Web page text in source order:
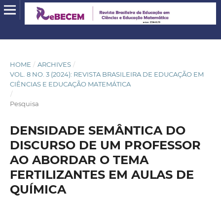
HOME / ARCHIVES /
VOL. 8 NO. 3 (2024): REVISTA BRASILEIRA DE EDUCAÇÃO EM
CIÊNCIAS E EDUCAÇÃO MATEMÁTICA
/
Pesquisa
DENSIDADE SEMÂNTICA DO
DISCURSO DE UM PROFESSOR
AO ABORDAR O TEMA
FERTILIZANTES EM AULAS DE
QUÍMICA